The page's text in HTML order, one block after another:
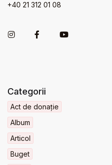
+40 21 312 01 08
Categorii
Act de donație
Album
Articol
Buget